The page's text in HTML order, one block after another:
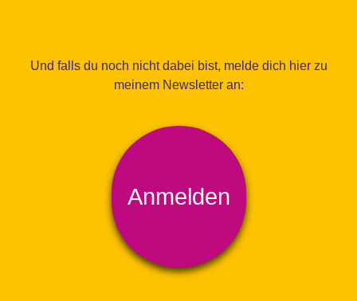
Und falls du noch nicht dabei bist, melde dich hier zu
meinem Newsletter an:
Anmelden